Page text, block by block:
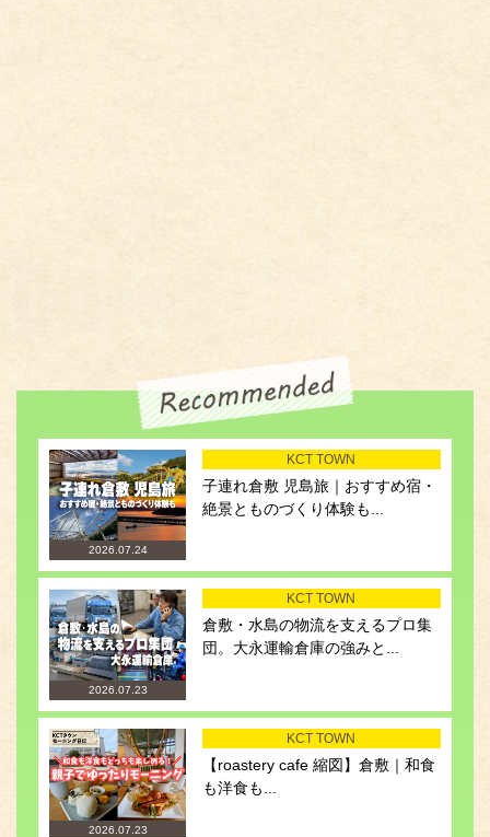
2026.07.24
KCT TOWN
子連れ倉敷 児島旅｜おすすめ宿・
絶景とものづくり体験も...
2026.07.23
KCT TOWN
倉敷・水島の物流を支えるプロ集
団。大永運輸倉庫の強みと...
2026.07.23
KCT TOWN
【roastery cafe 縮図】倉敷｜和食
も洋食も...